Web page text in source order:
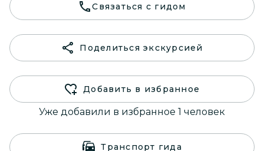
Связаться с гидом
Поделиться экскурсией
Добавить в избранное
Уже добавили в избранное 1 человек
Транспорт гида